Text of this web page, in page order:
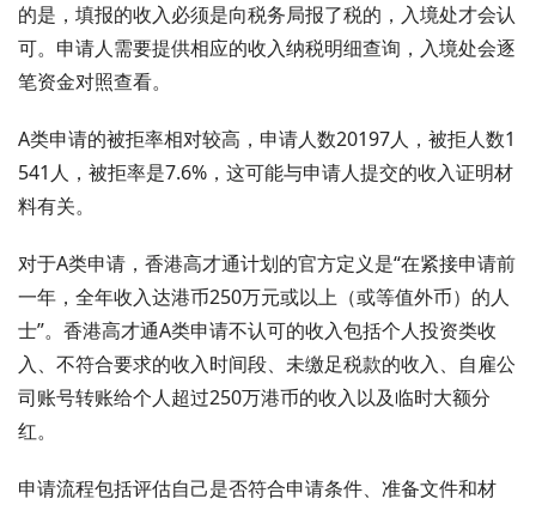
的是，填报的收入必须是向税务局报了税的，入境处才会认
可。申请人需要提供相应的收入纳税明细查询，入境处会逐
笔资金对照查看。
A类申请的被拒率相对较高，申请人数20197人，被拒人数1
541人，被拒率是7.6%，这可能与申请人提交的收入证明材
料有关。
对于A类申请，香港高才通计划的官方定义是“在紧接申请前
一年，全年收入达港币250万元或以上（或等值外币）的人
士”。香港高才通A类申请不认可的收入包括个人投资类收
入、不符合要求的收入时间段、未缴足税款的收入、自雇公
司账号转账给个人超过250万港币的收入以及临时大额分
红。
申请流程包括评估自己是否符合申请条件、准备文件和材